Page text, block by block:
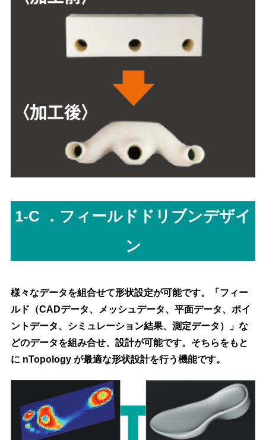
1-C ．フィールドドリブンデザイ
ン
様々なデータを組合せて形状設定が可能です。「フィー
ルド（CADデータ、メッシュデータ、平面データ、ポイ
ントデータ、シミュレーション結果、測定データ）」な
どのデータを組み合せ、設計が可能です。そちらをもと
に nTopology が最適な形状設計を行う機能です。